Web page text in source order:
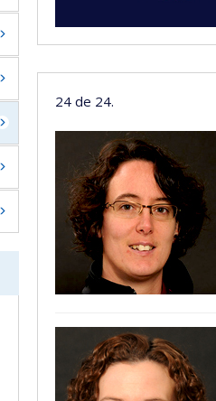
24 de 24.